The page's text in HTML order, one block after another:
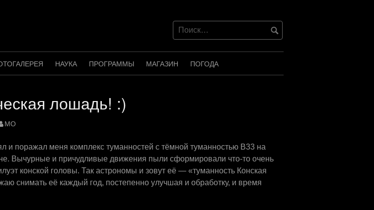
НАУКА ПРОГРАММЫ МАГАЗИН ПОГОДА
лошадь! :)
MO
и поражал меня комплекс туманностей с тёмной туманностью B33 на
Вычурные и причудливые движения пыли сформировали что-то очень
конской головы. Так астрономы и зовут её — «туманность Конская
снимать её каждый год, постепенно улучшая и обработку, и время